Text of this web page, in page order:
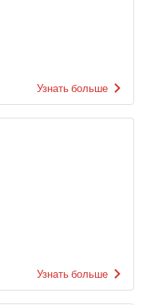
Узнать больше
Узнать больше